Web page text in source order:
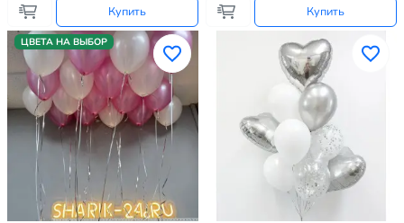
Купить Купить
ЦВЕТА НА ВЫБОР